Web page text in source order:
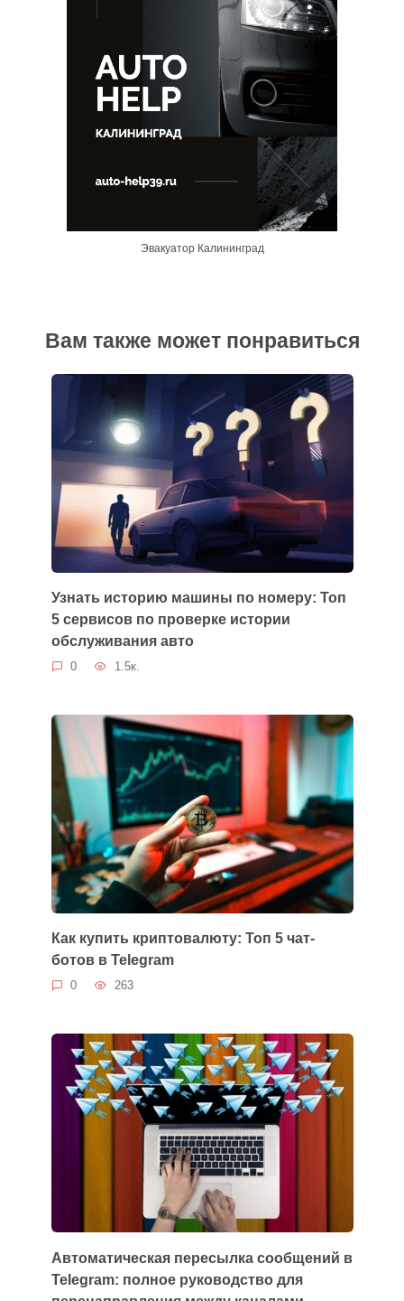
Эвакуатор Калининград
Вам также может понравиться
Узнать историю машины по номеру: Топ
5 сервисов по проверке истории
обслуживания авто
0 1.5к.
Как купить криптовалюту: Топ 5 чат-
ботов в Telegram
0 263
Автоматическая пересылка сообщений в
Telegram: полное руководство для